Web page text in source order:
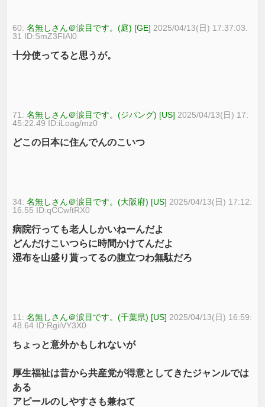
60:名無しさん＠涙目です。(庭) [GE] 2025/04/13(日) 17:37:03.
31 ID:SmZ3FIAl0
十分使ってると思うが。
71:名無しさん＠涙目です。(ジパング) [US] 2025/04/13(日) 17:
45:22.49 ID:iLoag/mz0
どこの日本に住んでんのこいつ
34:名無しさん＠涙目です。(大阪府) [US] 2025/04/13(日) 17:12:
16.55 ID:qCCwftRX0
病院行っても老人しかいねーんだよ
どんだけこいつらに時間かけてんだよ
湿布を山盛り貰ってるの腹立つわ無駄だろ
11:名無しさん＠涙目です。(千葉県) [US] 2025/04/13(日) 16:59:
48.64 ID:RgiiVY3X0
ちょっと意外かもしれないが
厚生福祉は昔から共産党が得意としてきたジャンルでは
ある
アピールのしやすさも兼ねて